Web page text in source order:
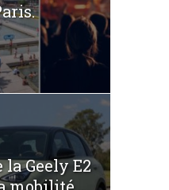
Geely E2
mobilité...